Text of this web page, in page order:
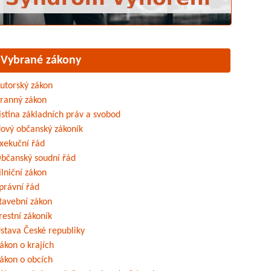
Vybrané zákony
zákon
zákon
základních práv a svobod
občanský zákoník
řád
soudní řád
zákon
řád
zákon
zákoník
České republiky
o krajích
o obcích